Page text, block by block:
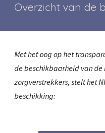
Overzicht van de
Met het oog op het
de beschikbaarheid van de
zorgverstrekkers, stelt het
beschikking: